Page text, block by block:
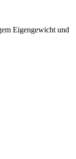
Eigengewicht und